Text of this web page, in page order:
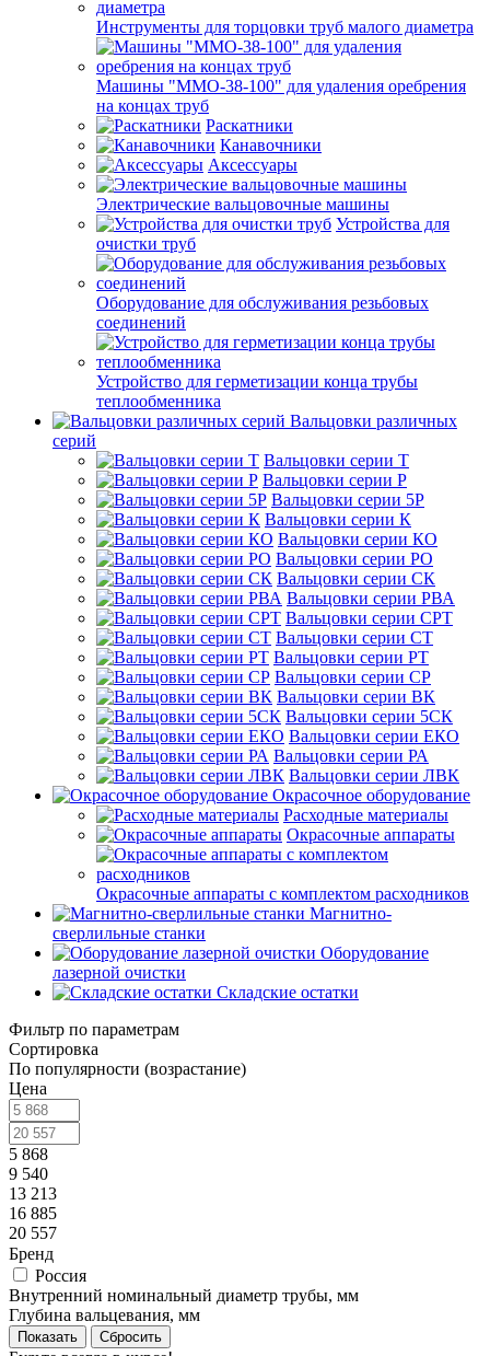
Инструменты для торцовки труб малого диаметра
Машины "ММО-38-100" для удаления оребрения
на концах труб
Раскатники
Канавочники
Аксессуары
Электрические вальцовочные машины
Устройства для
очистки труб
Оборудование для обслуживания резьбовых
соединений
Устройство для герметизации конца трубы
теплообменника
Вальцовки различных
серий
Вальцовки серии Т
Вальцовки серии Р
Вальцовки серии 5Р
Вальцовки серии К
Вальцовки серии КО
Вальцовки серии РО
Вальцовки серии СК
Вальцовки серии РВА
Вальцовки серии СРТ
Вальцовки серии СТ
Вальцовки серии РТ
Вальцовки серии СР
Вальцовки серии ВК
Вальцовки серии 5СК
Вальцовки серии ЕКО
Вальцовки серии РА
Вальцовки серии ЛВК
Окрасочное оборудование
Расходные материалы
Окрасочные аппараты
Окрасочные аппараты с комплектом расходников
Магнитно-
сверлильные станки
Оборудование
лазерной очистки
Складские остатки
Фильтр по параметрам
Сортировка
По популярности (возрастание)
Цена
5 868
9 540
13 213
16 885
20 557
Бренд
Россия
Внутренний номинальный диаметр трубы, мм
Глубина вальцевания, мм
Сбросить